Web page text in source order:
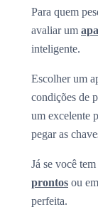
Para quem
avaliar um
inteligente.
Escolher um
condições de
um excelente
pegar as
Já se você
prontos ou
perfeita.